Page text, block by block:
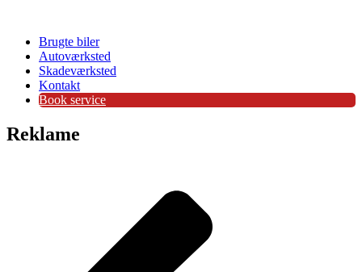
Brugte biler
Autoværksted
Skadeværksted
Kontakt
Book service
Reklame